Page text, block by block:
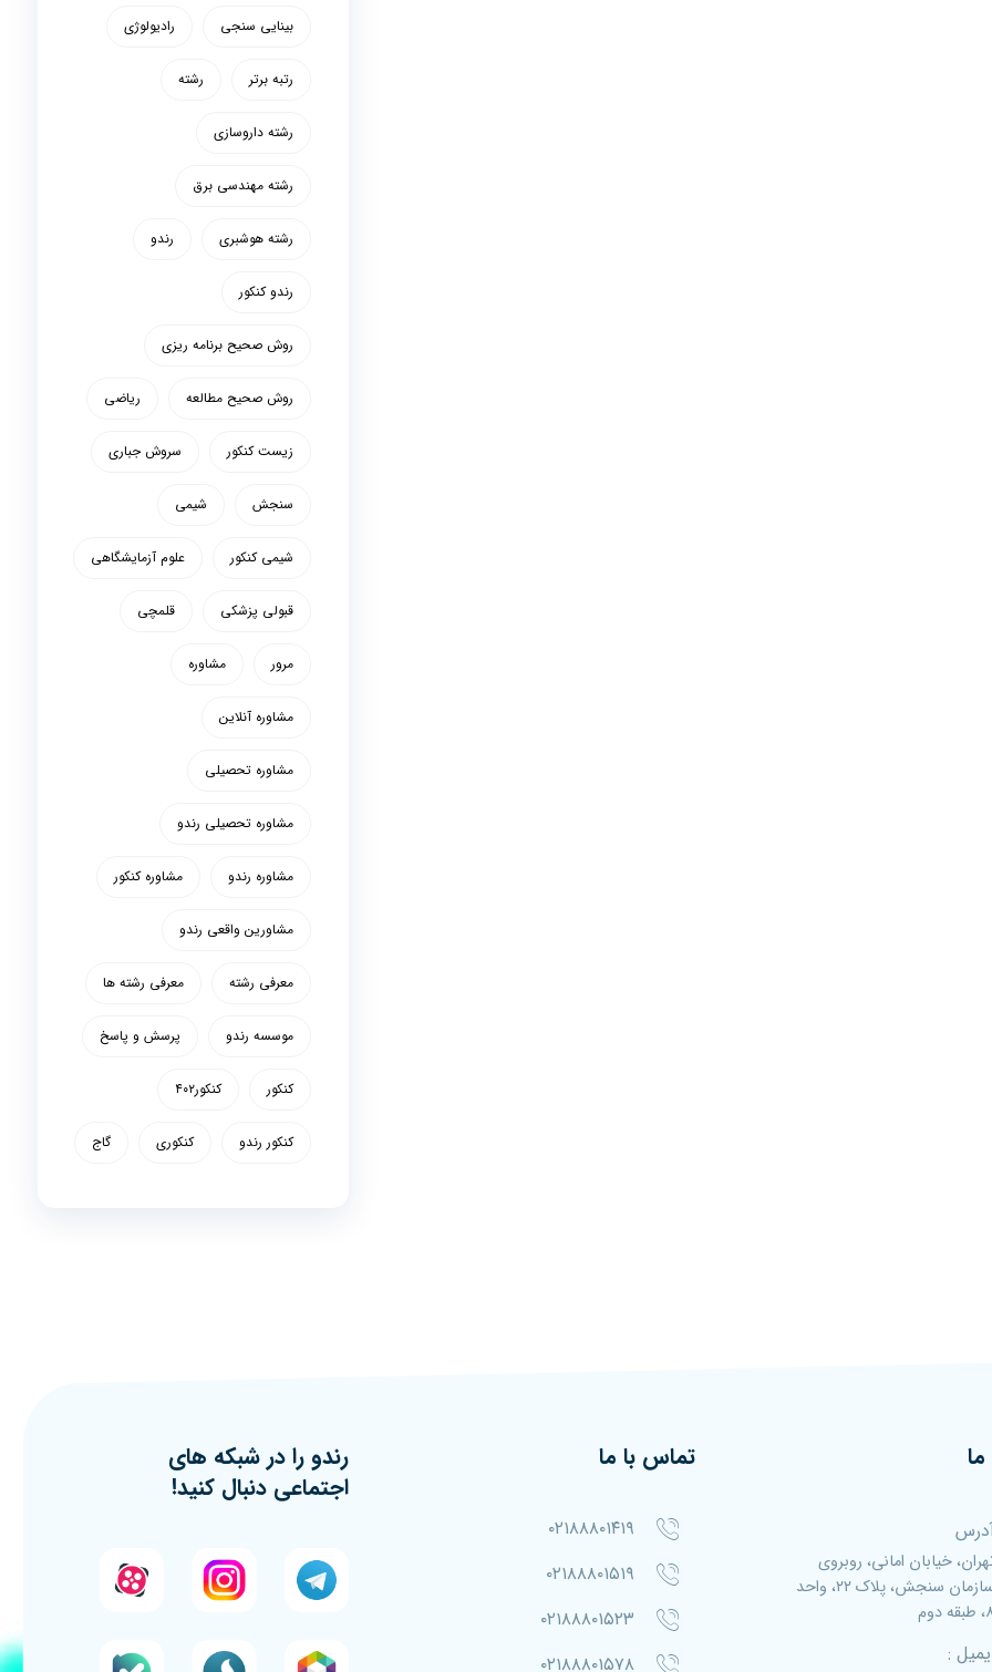
بینایی سنجی رادیولوژی
رتبه برتر رشته
رشته داروسازی
رشته مهندسی برق
رشته هوشبری رندو
رندو کنکور
روش صحیح برنامه ریزی
روش صحیح مطالعه ریاضی
زیست کنکور سروش جباری
سنجش شیمی
شیمی کنکور علوم آزمایشگاهی
قبولی پزشکی قلمچی
مرور مشاوره
مشاوره آنلاین
مشاوره تحصیلی
مشاوره تحصیلی رندو
مشاوره رندو مشاوره کنکور
مشاورین واقعی رندو
معرفی رشته معرفی رشته ها
موسسه رندو پرسش و پاسخ
کنکور کنکور۴۰۲
کنکور رندو کنکوری گاج
ما
خیابان امانی، روبروی
سازمان سنجش، پلاک ۲۲، واحد
دوم
:
تماس با ما
۰۲۱۸۸۸۰۱۴۱۹
۰۲۱۸۸۸۰۱۵۱۹
۰۲۱۸۸۸۰۱۵۲۳
۰۲۱۸۸۸۰۱۵۷۸
رندو را در شبکه های
اجتماعی دنبال کنید!